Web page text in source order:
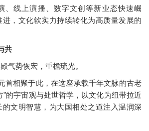
、线上演播、数字文创等新业态快速崛
，文化软实力持续转化为高质量发展的
共
势恢宏，重檐琉光。
相聚于此，在这座承载千年文脉的古老
”的宇宙观与处世哲学，以文化为纽带拉近
文明智慧，为大国相处之道注入温润深